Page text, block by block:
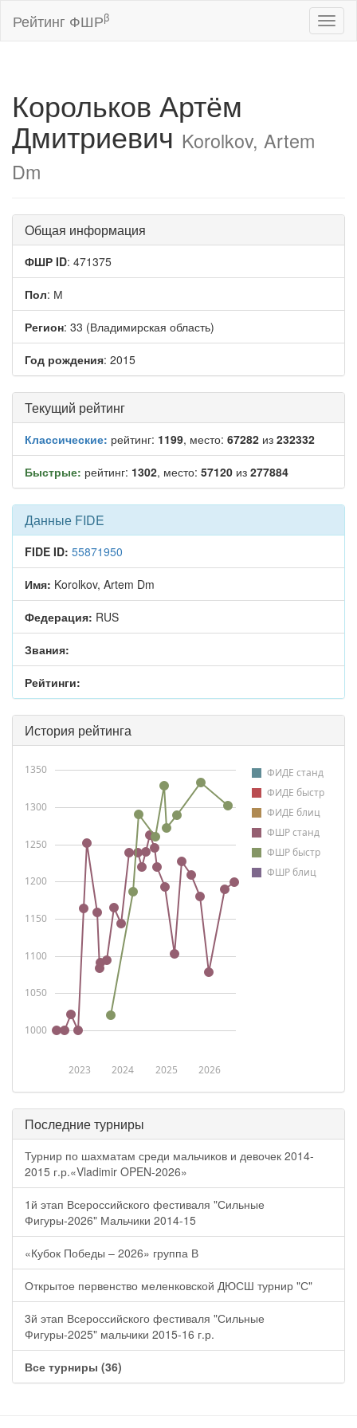
Рейтинг ФШРβ
Корольков Артём
ДмитриевичKorolkov, Artem
Dm
Общая информация
ФШР ID: 471375
Пол: М
Регион: 33 (Владимирская область)
Год рождения: 2015
Текущий рейтинг
Классические: рейтинг: 1199, место: 67282 из 232332
Быстрые: рейтинг: 1302, место: 57120 из 277884
Данные FIDE
FIDE ID: 55871950
Имя: Korolkov, Artem Dm
Федерация: RUS
Звания:
Рейтинги:
История рейтинга
ФИДЕ станд
ФИДЕ быстр
ФИДЕ блиц
ФШР станд
ФШР быстр
ФШР блиц
2023 2024 2025 2026
1000
1050
1100
1150
1200
1250
1300
1350
Последние турниры
Турнир по шахматам среди мальчиков и девочек 2014-
2015 г.р.«Vladimir OPEN-2026»
1й этап Всероссийского фестиваля "Сильные
Фигуры-2026" Мальчики 2014-15
«Кубок Победы – 2026» группа В
Открытое первенство меленковской ДЮСШ турнир "С"
3й этап Всероссийского фестиваля "Сильные
Фигуры-2025" мальчики 2015-16 г.р.
Все турниры (36)